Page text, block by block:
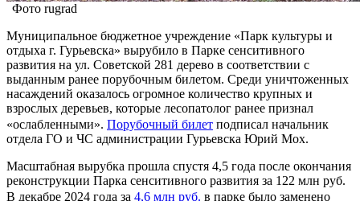
Фото rugrad
Муниципальное бюджетное учреждение «Парк культуры и
отдыха г. Гурьевска» вырубило в Парке сенситивного
развития на ул. Советской 281 дерево в соответствии с
выданным ранее порубочным билетом. Среди уничтоженных
насаждений оказалось огромное количество крупных и
взрослых деревьев, которые лесопатолог ранее признал
«ослабленными». Порубочный билет подписал начальник
отдела ГО и ЧС администрации Гурьевска Юрий Мох.
Масштабная вырубка прошла спустя 4,5 года после окончания
реконструкции Парка сенситивного развития за 122 млн руб.
В декабре 2024 года за 4,6 млн руб. в парке было заменено